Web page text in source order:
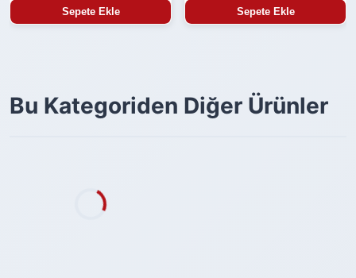
Sepete Ekle Sepete Ekle
Bu Kategoriden Diğer Ürünler